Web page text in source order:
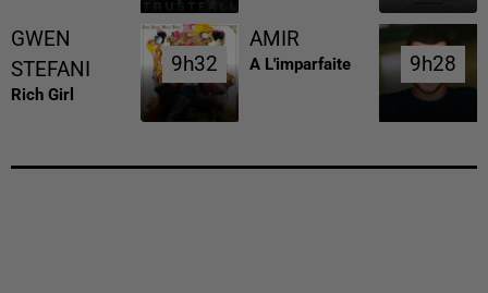
GWEN
STEFANI
Rich Girl
9h32
9h32
AMIR
A L'imparfaite 9h28
9h28